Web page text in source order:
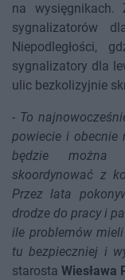
na wysięgnikach.
sygnalizatorów
Niepodległości,
sygnalizatory dla
ulic bezkolizyjnie
- To
powiecie i obecnie
będzie można
skoordynować z
Przez lata
drodze do pracy i
ile problemów
tu bezpieczniej i
starosta Wiesława